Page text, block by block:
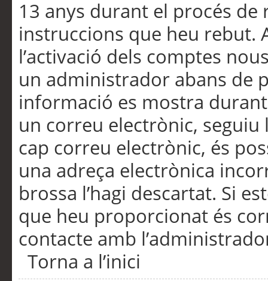
13 anys durant el procés de
instruccions que heu rebut.
l’activació dels comptes
un administrador abans de
informació es mostra
un correu electrònic,
cap correu electrònic, és
una adreça electrònica
brossa l’hagi descartat. Si
que heu proporcionat és
contacte amb
Torna a l’inici